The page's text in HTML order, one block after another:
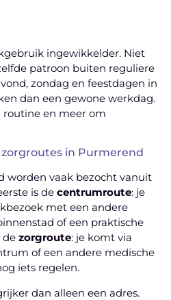
ingewikkelder. Niet
patroon buiten reguliere
zondag en feestdagen in
dan een gewone werkdag.
en meer om
in Purmerend
worden vaak bezocht vanuit
is decentrumroute: je
met een andere
of een praktische
dezorgroute: je komt via
of een andere medische
iets regelen.
dan alleen een adres.